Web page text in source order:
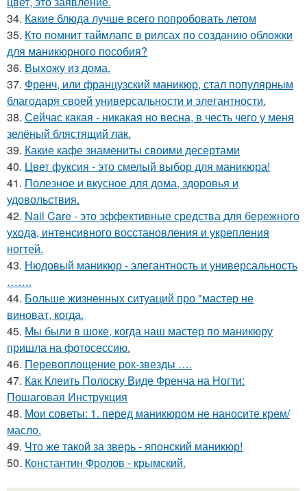
34. Какие блюда лучше всего попробовать летом
35. Кто помнит таймлапс в рилсах по созданию обложки
для маникюрного пособия?
36. Выхожу из дома.
37. Френч, или французский маникюр, стал популярным
благодаря своей универсальности и элегантности.
38. Сейчас какая - никакая но весна, в честь чего у меня
зелёный блястящий лак.
39. Какие кафе знамениты своими десертами
40. Цвет фуксия - это смелый выбор для маникюра!
41. Полезное и вкусное для дома, здоровья и
удовольствия.
42. Nail Care - это эффективные средства для бережного
ухода, интенсивного восстановления и укрепления
ногтей.
43. Нюдовый маникюр - элегантность и универсальность
…….
44. Больше жизненных ситуаций про "мастер не
виноват, когда.
45. Мы были в шоке, когда наш мастер по маникюру
пришла на фотосессию.
46. Перевоплощение рок-звезды ….
47. Как Клеить Полоску Виде Френча на Ногти:
Пошаговая Инструкция
48. Мои советы: 1. перед маникюром не наносите крем/
масло.
49. Что же такой за зверь - японский маникюр!
50. Константин Фролов - крымский.